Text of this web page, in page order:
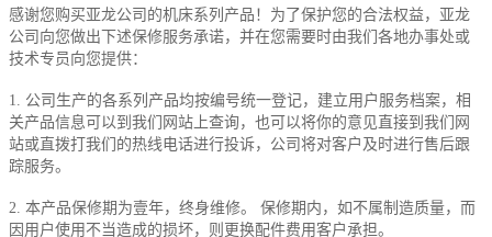
感谢您购买亚龙公司的机床系列产品！为了保护您的合法权益，亚龙
公司向您做出下述保修服务承诺，并在您需要时由我们各地办事处或
技术专员向您提供：
1. 公司生产的各系列产品均按编号统一登记，建立用户服务档案，相
关产品信息可以到我们网站上查询，也可以将你的意见直接到我们网
站或直拨打我们的热线电话进行投诉，公司将对客户及时进行售后跟
踪服务。
2. 本产品保修期为壹年，终身维修。 保修期内，如不属制造质量，而
因用户使用不当造成的损坏，则更换配件费用客户承担。